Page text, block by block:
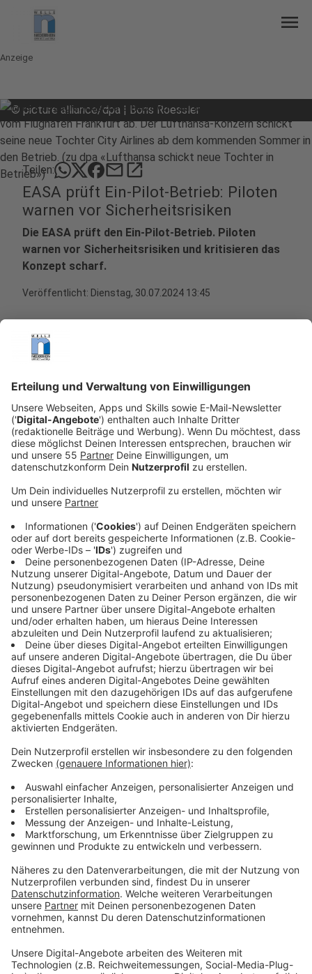
menu
Anzeige
© picture alliance/dpa | Boris Roessler
Teilen: mailopen_in_new
EASA prüft Ein-Pilot-Betrieb: Piloten
warnen vor Sicherheitsrisiken
Die EASA prüft den Ein-Pilot-Betrieb. Piloten
warnen vor Sicherheitsrisiken und kritisieren das
Konzept scharf.
Veröffentlicht: Dienstag, 30.07.2024 13:45
Warum prüft die EASA den Ein-Pilot-Betrieb?
Anzeige
Die europäische Luftaufsicht EASA prüft, ob
Verkehrsflugzeuge zumindest zeitweise nur noch von
einem Kapitän geflogen werden können. Diese Idee
stößt bei den Piloten auf heftige Kritik. Ihre
Gewerkschaft, die Vereinigung Cockpit, sieht vor allem
Sicherheitsprobleme. Denn bisher sitzen im Cockpit
immer Pilot und Co-Pilot, die sich gegenseitig
ergänzen.
Anzeige
Welche Sicherheitsbedenken gibt es?
Anzeige
"Wir kontrollieren uns gegenseitig, was wir während der
Flugdurchführung machen. Wir besprechen Situationen,
die aufpoppen zusammen und wir schauen auch immer
gegenseitig, darauf, ob es dem anderen gut geht." sagt
Cockpit-Sprecherin Vivianne Rehaag im Interview mit
uns und bringt dafür gleich auch ein passendes
Beispiel. "Das ist vor allen Dingen dann von sehr, sehr
großer Relevanz, wenn im Flug Dinge mal nicht so
verlaufen, wie das im Optimalfall vorgesehen ist. Wenn
es zum Beispiel zu einem Systemausfall kommt. Da
wirken wir als Team zusammen, und jetzt ist dieser
Plan da, dass aus dieser Gleichung eine Person
weggestrichen wird, und das sehen wir in der Tat als
sicherheitskritisch an."
Anzeige